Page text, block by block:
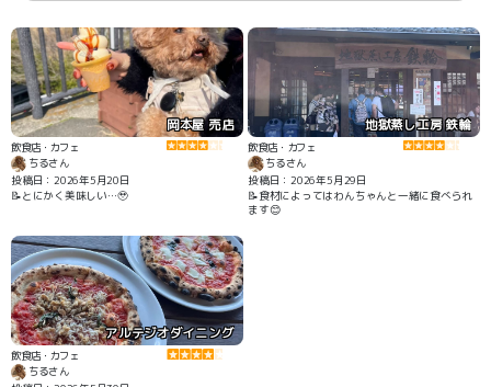
岡本屋 売店
飲食店・カフェ
ちるさん
投稿日：2026年5月20日
📝とにかく美味しい…🥹‪
地獄蒸し工房 鉄輪
飲食店・カフェ
ちるさん
投稿日：2026年5月29日
📝食材によってはわんちゃんと一緒に食べられ
ます😊
アルテジオダイニング
飲食店・カフェ
ちるさん